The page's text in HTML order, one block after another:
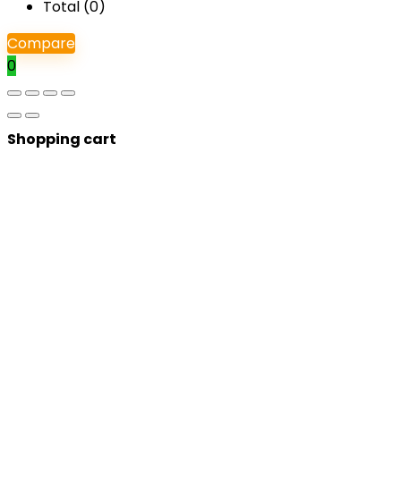
Total (0)
Compare
0
Shopping cart